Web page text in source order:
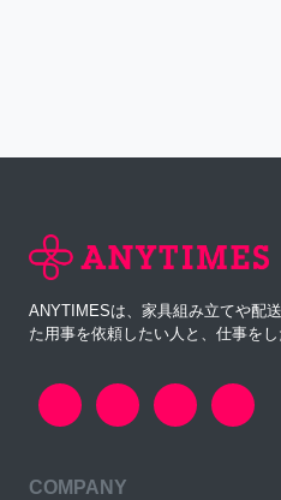
ANYTIMESは、家具組み立てや配
た用事を依頼したい人と、仕事を
COMPANY